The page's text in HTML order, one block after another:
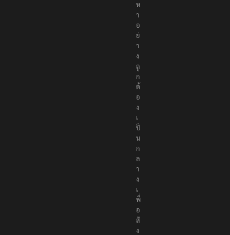
ห
า
อ
ย่
า
ง
ถู
ก
ต้
อ
ง
เ
ป็
น
ก
ล
า
ง
เ
พื่
อ
สั
ง